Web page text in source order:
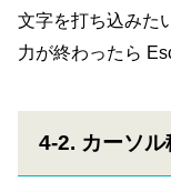
文字を打ち込みた
力が終わったら
4-2. カーソル